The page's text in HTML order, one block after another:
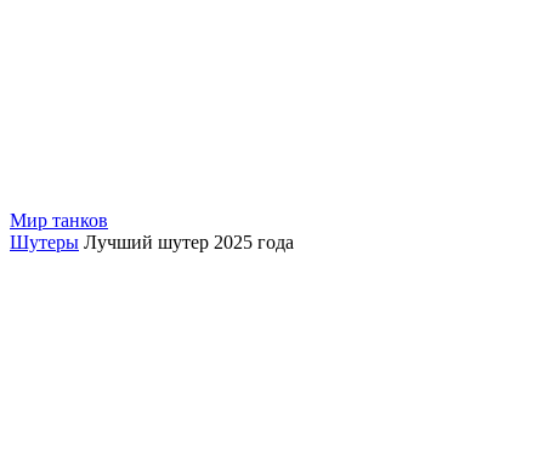
Мир танков
Шутеры Лучший шутер 2025 года